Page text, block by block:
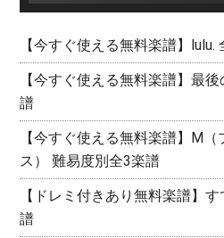
【今すぐ使える無料楽譜】lulu.
【今すぐ使える無料楽譜】最
譜
【今すぐ使える無料楽譜】M
ス） 難易度別全3楽譜
【ドレミ付きあり無料楽譜】
譜